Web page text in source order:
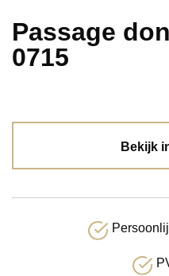
Passage
0715
Bekijk